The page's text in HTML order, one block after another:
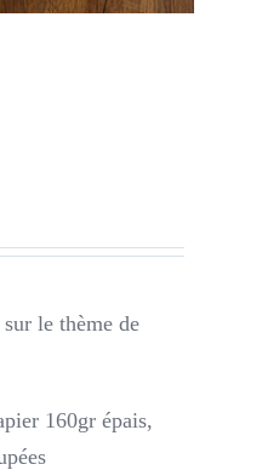
le thème de
160gr épais,